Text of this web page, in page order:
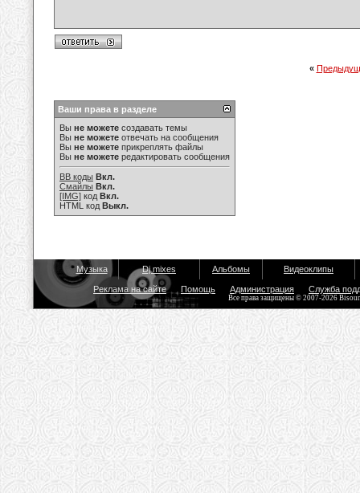
«
Ваши права в разделе
Вы не можете создавать темы
Вы не можете отвечать на сообщения
Вы не можете прикреплять файлы
Вы не можете редактировать сообщения
BB коды Вкл.
Смайлы Вкл.
[IMG] код Вкл.
HTML код Выкл.
Музыка Dj mixes Альбомы Видеоклипы
Реклама на сайте Помощь Администрация Служба
Все права защищены © 2007-2026